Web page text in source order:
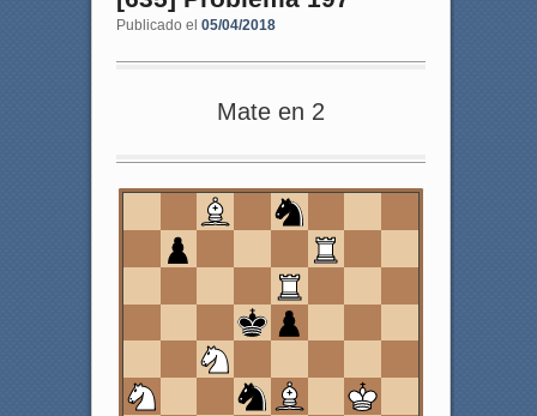
Publicado el 05/04/2018
Mate en 2